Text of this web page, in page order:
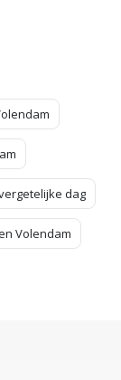
dag
Volendam